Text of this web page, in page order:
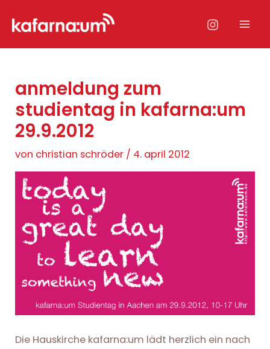
Inhalt
anmeldung zum
studientag in kafarna:um
29.9.2012
von christian schröder / 4. april 2012
Die Hauskirche kafarna:um lädt herzlich ein nach